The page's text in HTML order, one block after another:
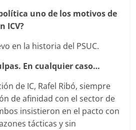
uno de los motivos de
ICV?
en la historia del PSUC.
En cualquier caso…
de IC, Rafel Ribó, siempre
de afinidad con el sector de
insistieron en el pacto con
tácticas y sin